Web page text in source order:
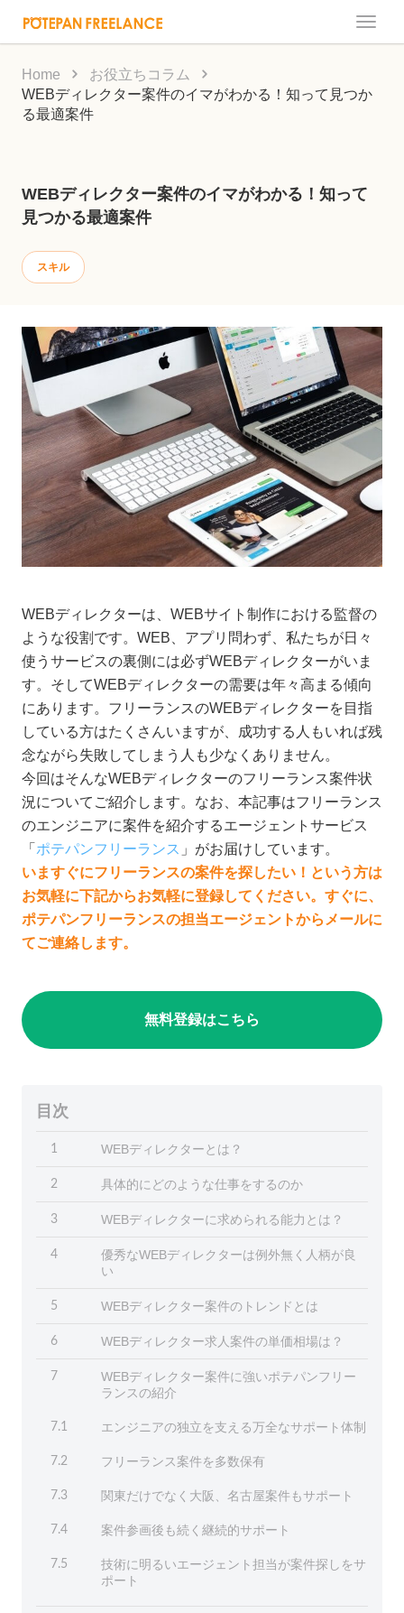
Toggle
Home
お役立ちコラム
WEBディレクター案件のイマがわかる！知って見つか
る最適案件
WEBディレクター案件のイマがわかる！知って
見つかる最適案件
スキル
WEBディレクターは、WEBサイト制作における監督の
ような役割です。WEB、アプリ問わず、私たちが日々
使うサービスの裏側には必ずWEBディレクターがいま
す。そしてWEBディレクターの需要は年々高まる傾向
にあります。フリーランスのWEBディレクターを目指
している方はたくさんいますが、成功する人もいれば残
念ながら失敗してしまう人も少なくありません。
今回はそんなWEBディレクターのフリーランス案件状
況についてご紹介します。なお、本記事はフリーランス
のエンジニアに案件を紹介するエージェントサービス
「 ポテパンフリーランス 」がお届けしています。
いますぐにフリーランスの案件を探したい！という方は
お気軽に下記からお気軽に登録してください。すぐに、
ポテパンフリーランスの担当エージェントからメールに
てご連絡します。
無料登録はこちら
目次
1 WEBディレクターとは？
2 具体的にどのような仕事をするのか
3 WEBディレクターに求められる能力とは？
4
優秀なWEBディレクターは例外無く人柄が良
い
5 WEBディレクター案件のトレンドとは
6 WEBディレクター求人案件の単価相場は？
7
WEBディレクター案件に強いポテパンフリー
ランスの紹介
7.1 エンジニアの独立を支える万全なサポート体制
7.2 フリーランス案件を多数保有
7.3 関東だけでなく大阪、名古屋案件もサポート
7.4 案件参画後も続く継続的サポート
7.5
技術に明るいエージェント担当が案件探しをサ
ポート